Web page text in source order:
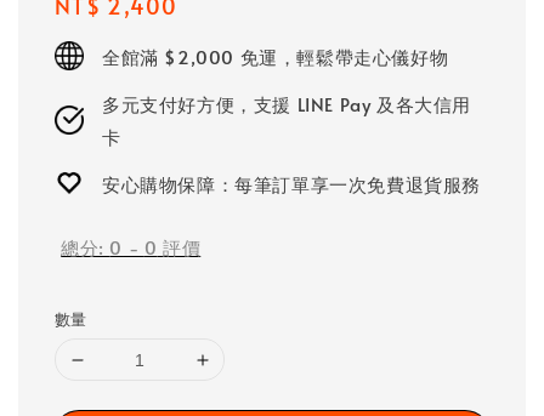
price
全館滿 $2,000 免運，輕鬆帶走心儀好物
多元支付好方便，支援 LINE Pay 及各大信用
卡
安心購物保障：每筆訂單享一次免費退貨服務
總分: 0 - 0 評價
數量